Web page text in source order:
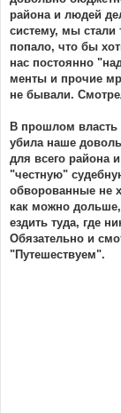
района и людей
систему, мы стали
попало, что бы
нас постоянно
менты и прочие
не бывали.
В прошлом власть
убила наше
для всего района
"честную"
обворованные не
как можно
ездить туда, где
Обязательно и
"Путешествуем".